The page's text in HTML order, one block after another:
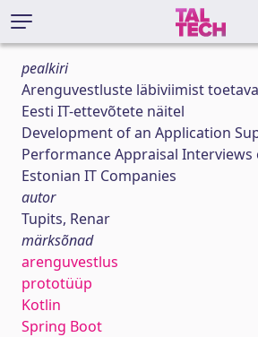
pealkiri
Arenguvestluste läbiviimist
Eesti IT-ettevõtete näitel
Development of an Application
Performance Appraisal Interviews
Estonian IT Companies
autor
Tupits, Renar
märksõnad
arenguvestlus
prototüüp
Kotlin
Spring Boot